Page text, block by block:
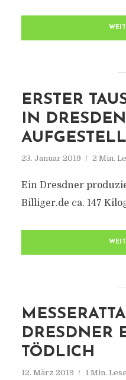
ERSTER
IN DRESDEN
23. Januar 2019 2 Min.
Ein Dresdner
Billiger.de ca. 147
DRESDNER
TÖDLICH
12. März 2019 1 Min.